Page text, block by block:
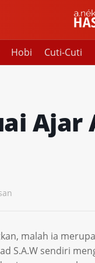
Hobi Cuti-Cuti
Ajar
malah ia
S.A.W sendiri